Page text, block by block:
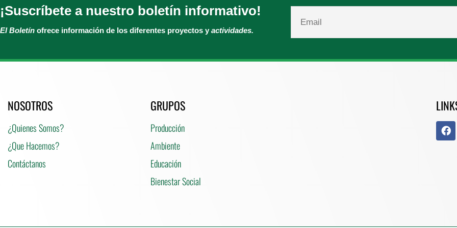
¡Suscríbete a nuestro boletín informativo!
El Boletín ofrece información de los diferentes proyectos y actividades.
NOSOTROS
¿Quienes Somos?
¿Que Hacemos?
Contáctanos
GRUPOS
Producción
Ambiente
Educación
Bienestar Social